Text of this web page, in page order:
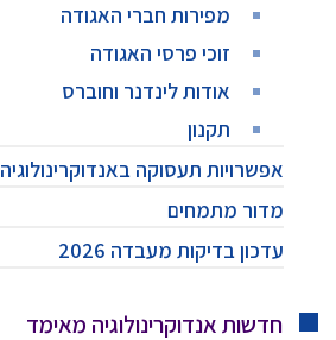
מפירות חברי האגודה
זוכי פרסי האגודה
אודות לינדנר וחוברס
תקנון
אפשרויות תעסוקה באנדוקרינולוגיה
מדור מתמחים
עדכון בדיקות מעבדה 2026
חדשות אנדוקרינולוגיה מאימד